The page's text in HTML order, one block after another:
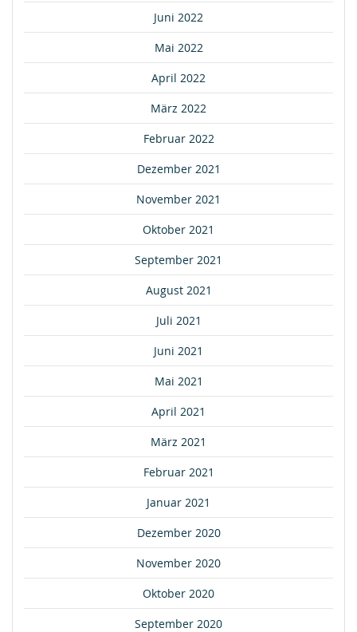
Juni 2022
Mai 2022
April 2022
März 2022
Februar 2022
Dezember 2021
November 2021
Oktober 2021
September 2021
August 2021
Juli 2021
Juni 2021
Mai 2021
April 2021
März 2021
Februar 2021
Januar 2021
Dezember 2020
November 2020
Oktober 2020
September 2020